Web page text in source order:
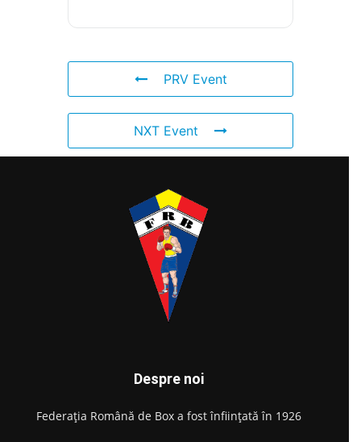
PRV Event
NXT Event
Despre noi
Federația Română de Box a fost înființată în 1926